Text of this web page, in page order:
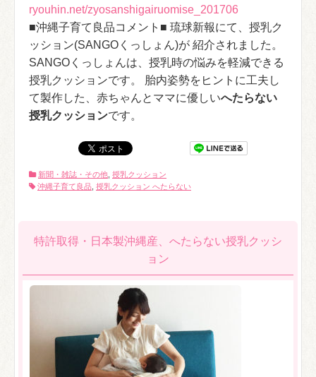
ryouhin.net/zyosanshigairuomise_201706
■沖縄子育て良品コメント■ 琉球新報にて、授乳ク
ッション(SANGOくっしょん)が 紹介されました。
SANGOくっしょんは、授乳時の悩みを軽減できる
授乳クッションです。 胎内姿勢をヒントに工夫し
て製作した、赤ちゃんとママに優しいへたらない
授乳クッションです。
新聞・雑誌・その他 授乳クッション
沖縄子育て良品 授乳クッション へたらない
特許取得・日本製沖縄産、へたらない授乳クッシ
ョン